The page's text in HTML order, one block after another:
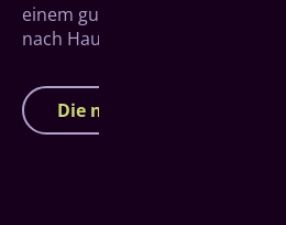
einem guten Gefühl für eine
nach Hause fahren.
Die nächsten